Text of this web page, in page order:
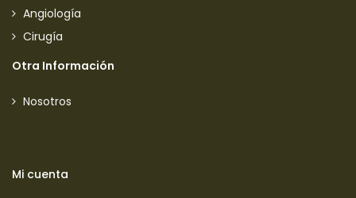
Angiología
Cirugía
Otra Información
Nosotros
Mi cuenta